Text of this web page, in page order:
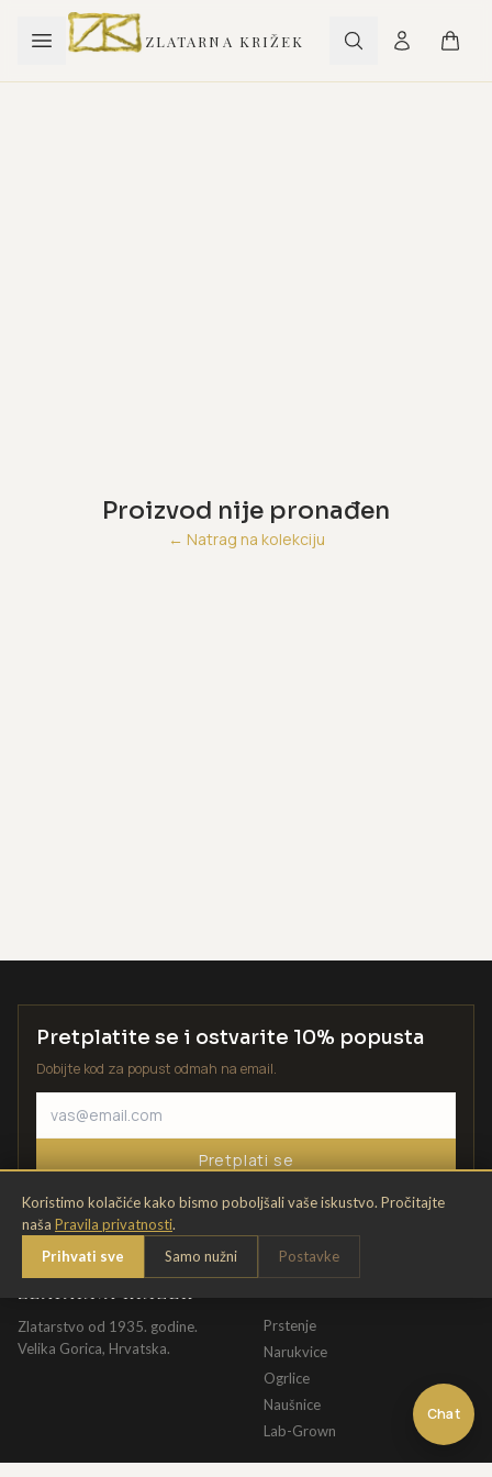
ZLATARNA KRIŽEK
Proizvod nije pronađen
← Natrag na kolekciju
Chat
Koristimo kolačiće kako bismo poboljšali vaše iskustvo. Pročitajte
naša Pravila privatnosti.
Prihvati sve
Samo nužni Postavke
Pretplatite se i ostvarite 10% popusta
Dobijte kod za popust odmah na email.
Pretplati se
Zlatarstvo od 1935. godine.
Velika Gorica, Hrvatska.
Prstenje
Narukvice
Ogrlice
Naušnice
Lab-Grown